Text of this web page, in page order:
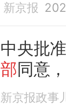
新京报
中央批准
部同意，
长
新京报政事